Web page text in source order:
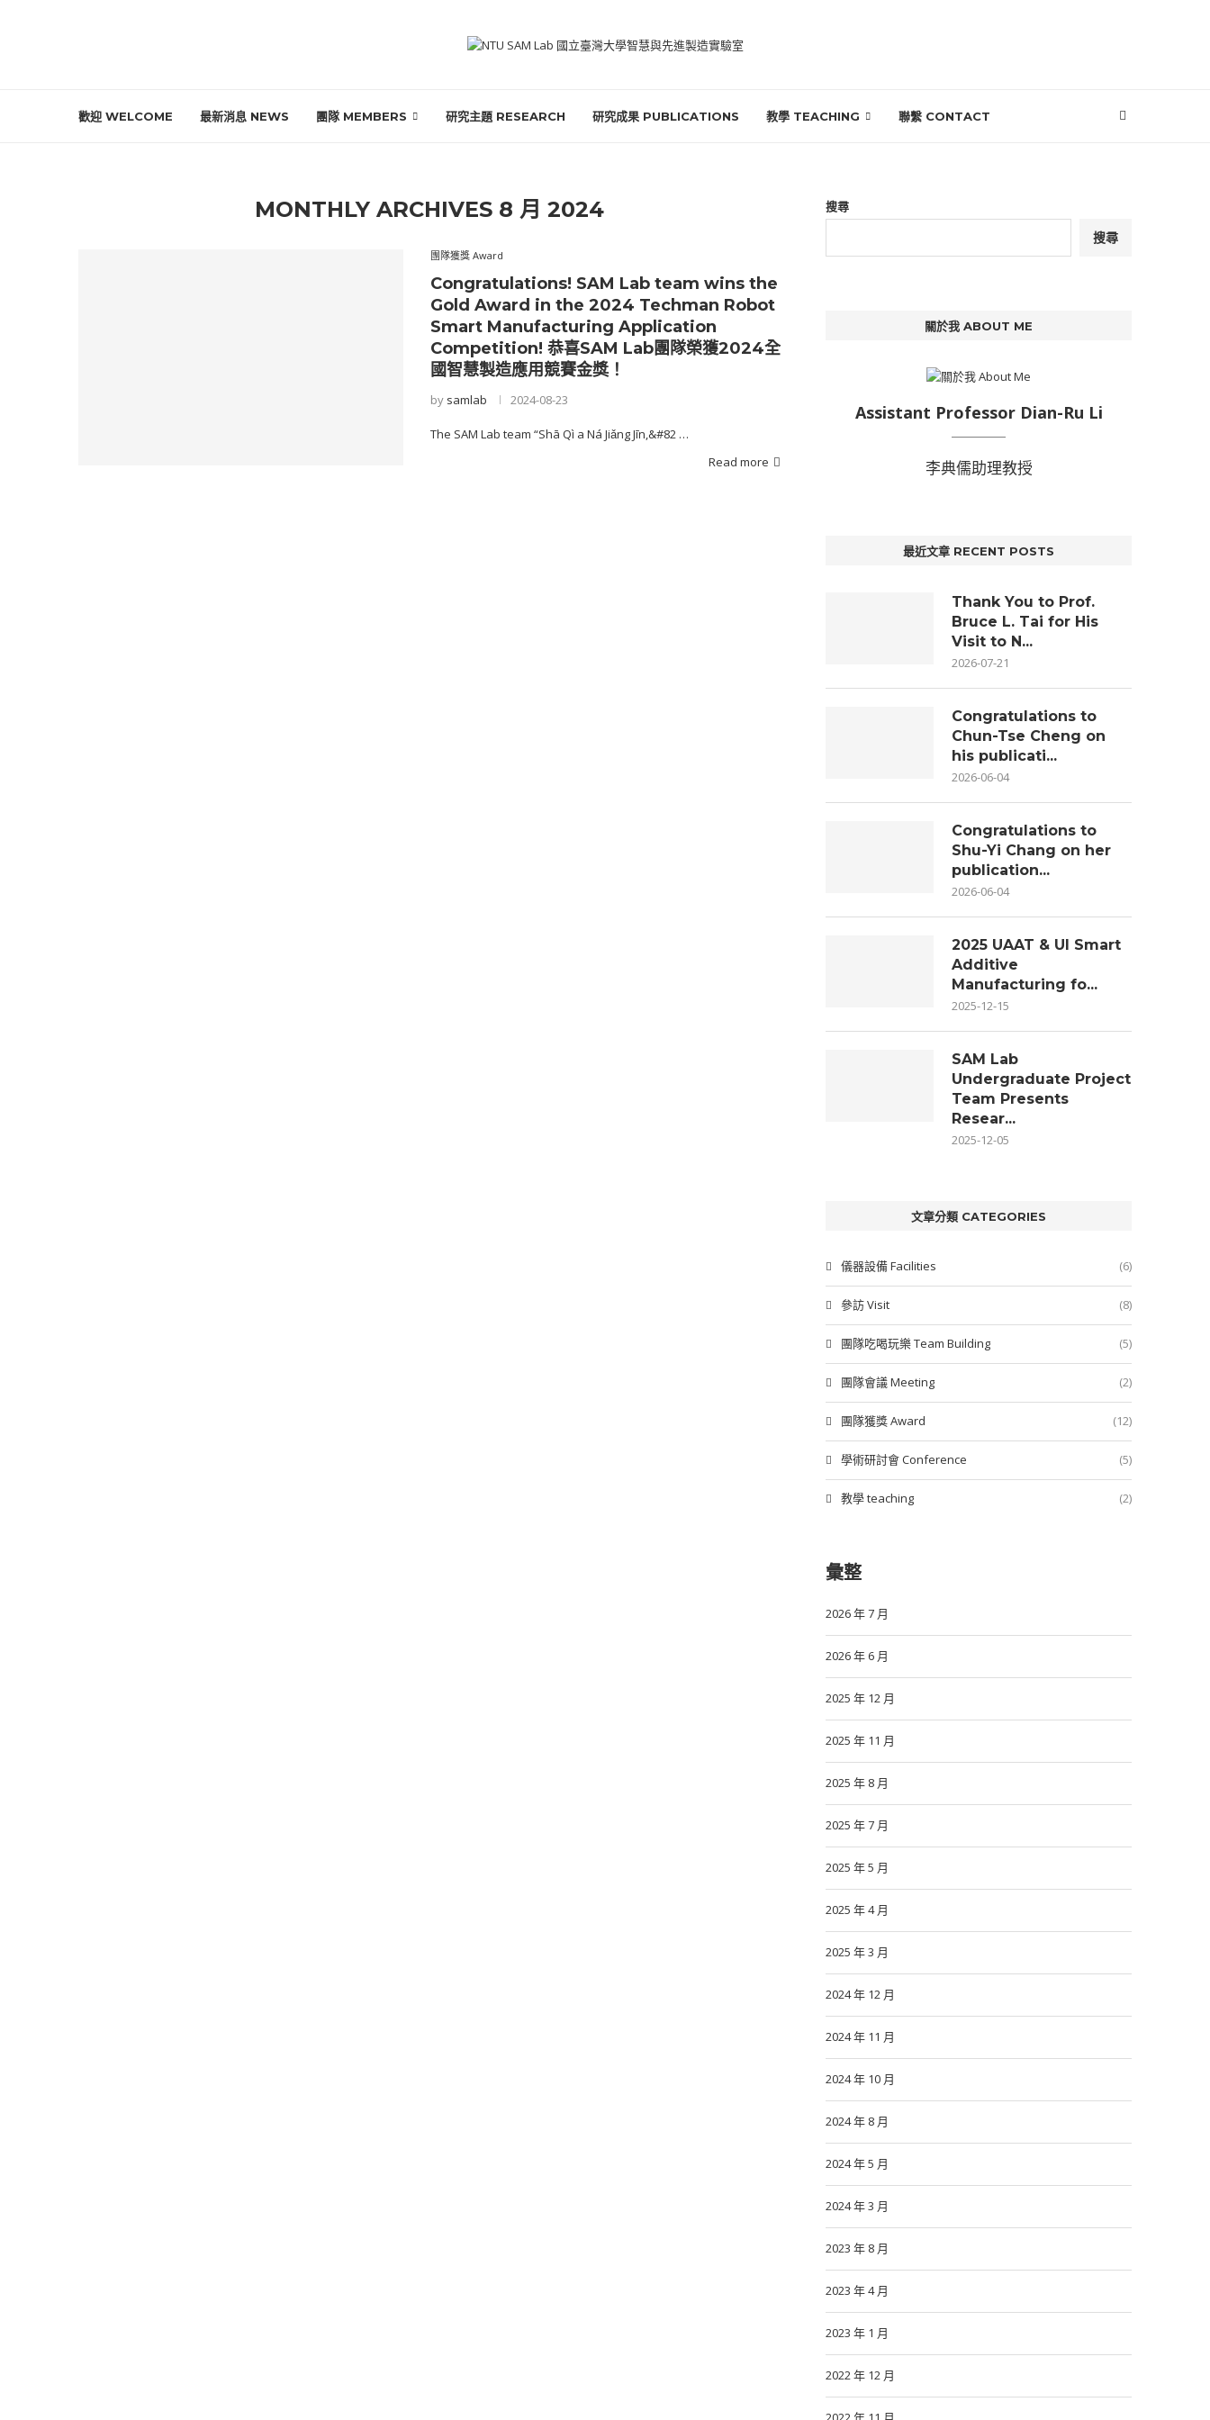
歡迎 WELCOME 最新消息 NEWS 團隊 MEMBERS 研究主題 RESEARCH 研究成果 PUBLICATIONS 教學 TEACHING 聯繫 CONTACT
MONTHLY ARCHIVES 8 月 2024
團隊獲獎 Award
Congratulations! SAM Lab team wins the
Gold Award in the 2024 Techman Robot
Smart Manufacturing Application
Competition! 恭喜SAM Lab團隊榮獲2024全
國智慧製造應用競賽金獎！
by samlab 2024-08-23
The SAM Lab team “Shā Qì a Ná Jiǎng Jīn,&#82 …
Read more
搜尋
搜尋
關於我 ABOUT ME
Assistant Professor Dian-Ru Li
李典儒助理教授
最近文章 RECENT POSTS
Thank You to Prof.
Bruce L. Tai for His
Visit to N...
2026-07-21
Congratulations to
Chun-Tse Cheng on
his publicati...
2026-06-04
Congratulations to
Shu-Yi Chang on her
publication...
2026-06-04
2025 UAAT & UI Smart
Additive
Manufacturing fo...
2025-12-15
SAM Lab
Undergraduate Project
Team Presents
Resear...
2025-12-05
文章分類 CATEGORIES
儀器設備 Facilities (6)
參訪 Visit (8)
團隊吃喝玩樂 Team Building (5)
團隊會議 Meeting (2)
團隊獲獎 Award (12)
學術研討會 Conference (5)
教學 teaching (2)
彙整
2026 年 7 月
2026 年 6 月
2025 年 12 月
2025 年 11 月
2025 年 8 月
2025 年 7 月
2025 年 5 月
2025 年 4 月
2025 年 3 月
2024 年 12 月
2024 年 11 月
2024 年 10 月
2024 年 8 月
2024 年 5 月
2024 年 3 月
2023 年 8 月
2023 年 4 月
2023 年 1 月
2022 年 12 月